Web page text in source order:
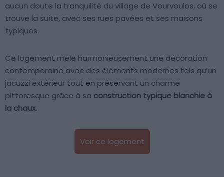
aucun doute la tranquilité du village de Vourvoulos, où se
trouve la suite, avec ses rues pavées et ses maisons
typiques.
Ce logement mêle harmonieusement une décoration
contemporaine avec des éléments modernes tels qu’un
jacuzzi extérieur tout en préservant un charme
pittoresque grâce à sa construction typique blanchie à
la chaux.
Voir ce logement